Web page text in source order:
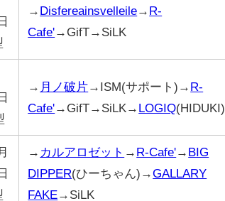
→ Disfereainsvelleile→ R-
Cafe'→GifT→SiLK
→ 月ノ破片→ISM(サポート)→ R-
Cafe'→GifT→SiLK→ LOGIQ(HIDUKI)
→ カルアロゼット → R-Cafe'→ BIG
DIPPER(ひーちゃん)→GALLARY
FAKE→SiLK